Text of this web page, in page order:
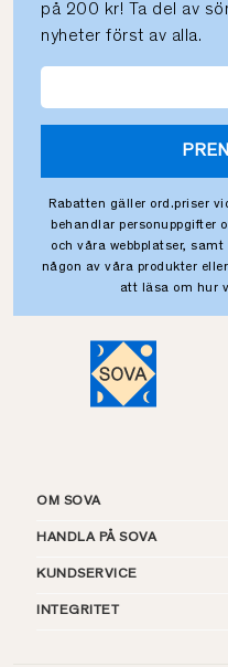
på 200 kr! Ta del av
nyheter först av alla.
Rabatten gäller ord.priser
behandlar personuppgifter
och våra webbplatser,
någon av våra produkter
att läsa om hur
OM SOVA
HANDLA PÅ SOVA
KUNDSERVICE
INTEGRITET